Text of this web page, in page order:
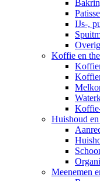
IJs-,
Koffie en
Huishoud
Meenemen